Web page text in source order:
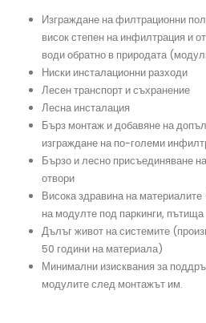
Изграждане на филтрационни
висок степен на инфилтрация и
води обратно в природата
Ниски инсталационни разходи
Лесен транспорт и съхранение
Лесна инсталация
Бърз монтаж и добавяне на
изграждане на по-големи
Бързо и лесно присъединяване
отвори
Висока здравина на
на модулте под паркинги,
Дълъг живот на системите
50 години на материала)
Минимални изисквания за
модулите след монтажът им.